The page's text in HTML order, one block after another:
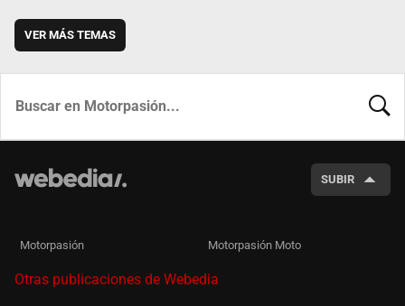
VER MÁS TEMAS
SUBIR
Motorpasión Motorpasión Moto
Otras publicaciones de Webedia